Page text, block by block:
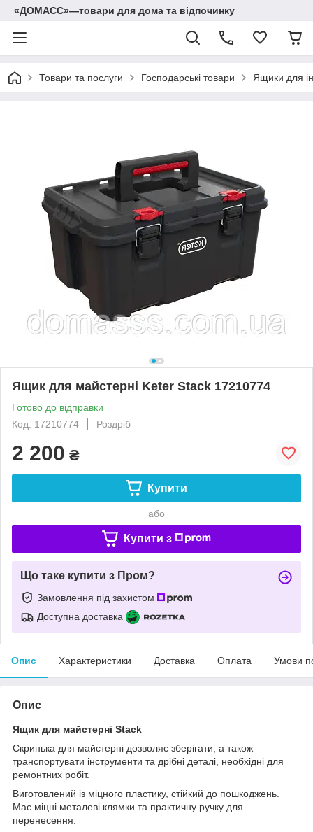
«ДОМАСС»—товари для дома та відпочинку
Товари та послуги Господарські товари Ящики для
Ящик для майстерні Keter Stack 17210774
Готово до відправки
Код: 17210774
Роздріб
2 200 ₴
Купити
або
Купити з
Що таке купити з Пром?
Замовлення під захистом
Доступна доставка
Опис Характеристики Доставка Оплата Умови
Опис
Ящик для майстерні Stack
Скринька для майстерні дозволяє зберігати, а також
транспортувати інструменти та дрібні деталі, необхідні для
ремонтних робіт.
Виготовлений із міцного пластику, стійкий до пошкоджень.
Має міцні металеві клямки та практичну ручку для
перенесення.